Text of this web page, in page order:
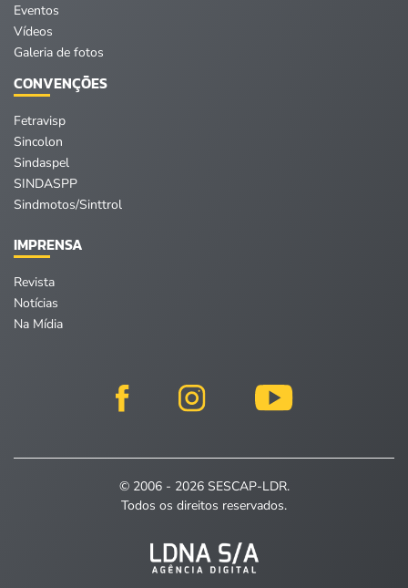
Eventos
Vídeos
Galeria de fotos
CONVENÇÕES
Fetravisp
Sincolon
Sindaspel
SINDASPP
Sindmotos/Sinttrol
IMPRENSA
Revista
Notícias
Na Mídia
© 2006 - 2026 SESCAP-LDR.
Todos os direitos reservados.